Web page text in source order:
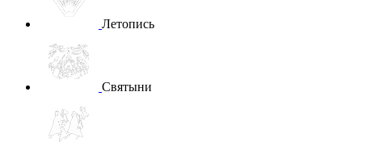
Летопись
Святыни